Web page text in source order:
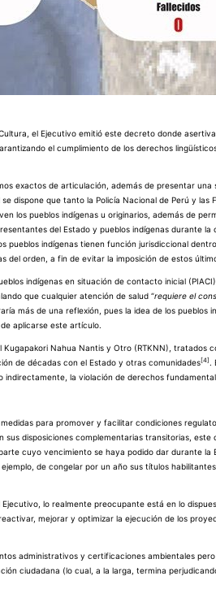
el Ejecutivo emitió este decreto donde
el cumplimiento de los derechos
exactos de articulación, además de presentar una
dispone que tanto la Policía Nacional de Perú y las
los pueblos indígenas u originarios, además de
del Estado y pueblos indígenas durante la
pueblos indígenas tienen función jurisdiccional
orden, a fin de evitar la imposición de estos
indígenas en situación de contacto inicial
que cualquier atención de salud “requiere el
más de una reflexión, pues la idea de los pueblos
aplicarse este artículo.
Nahua Nantis y Otro (RTKNN), tratados
de décadas con el Estado y otras comunidades[4] .
indirectamente, la violación de derechos
para promover y facilitar condiciones
disposiciones complementarias transitorias,
cuyo vencimiento se haya podido dar durante la
de congelar por un año sus títulos
lo realmente preocupante está en lo
mejorar y optimizar la ejecución de los
administrativos y certificaciones ambientales
ciudadana (lo cual, a la larga, termina